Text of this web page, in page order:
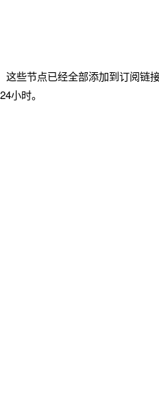
些节点已经全部添加到订阅链
小时。